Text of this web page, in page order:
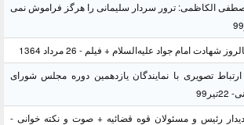
الکاظمی: ترور سردار سلیمانی را هرگز فراموش نمی
امام جواد علیه‌السلام + فیلم - 26 مرداد 1364
ارتباط تصویری با نمایندگان یازدهمین دوره مجلس شورای
دیدار رئیس و مسئولان قوه قضائیه + صوت و نکته خوانی -